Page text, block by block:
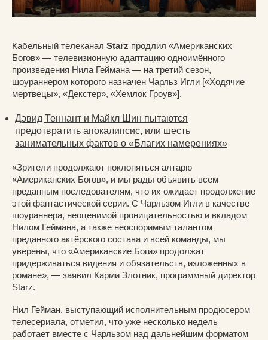
Кабельный телеканал Starz продлил «Американских
Богов» — телевизионную адаптацию одноимённого
произведения Нила Геймана — на третий сезон,
шоураннером которого назначен Чарльз Игли [«Ходячие
мертвецы», «Декстер», «Хемлок Гроув»].
Дэвид Теннант и Майкл Шин пытаются
предотвратить апокалипсис, или шесть
занимательных фактов о «Благих намерениях»
«Зрители продолжают поклоняться алтарю
«Американских Богов», и мы рады объявить всем
преданным последователям, что их ожидает продолжение
этой фантастической серии. С Чарльзом Игли в качестве
шоураннера, неоценимой проницательностью и вкладом
Нилом Геймана, а также неоспоримым талантом
преданного актёрского состава и всей команды, мы
уверены, что «Американские Боги» продолжат
придерживаться видения и обязательств, изложенных в
романе», — заявил Карми Злотник, программный директор
Starz.
Нил Гейман, выступающий исполнительным продюсером
телесериала, отметил, что уже несколько недель
работает вместе с Чарльзом над дальнейшим форматом